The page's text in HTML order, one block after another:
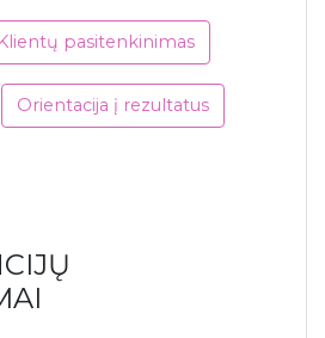
Klientų pasitenkinimas
Orientacija į rezultatus